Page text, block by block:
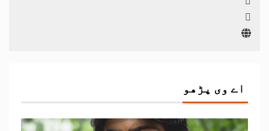
اے وی پڑھو